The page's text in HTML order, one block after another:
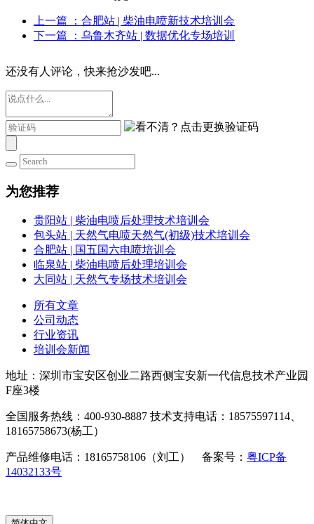
上一篇
：合肥站 | 柴油电喷新技术培训会
下一篇
：乌鲁木齐站 | 数据优化专场培训
还没有人评论，快来抢沙发吧...
为您推荐
贵阳站 | 柴油电喷后处理技术培训会
包头站 | 天然气电喷天然气(初级)技术培训会
合肥站 | 国五国六电喷培训会
临泉站 | 柴油电喷后处理培训会
大同站 | 天然气专场技术培训会
所有文章
公司动态
行业资讯
培训会新闻
地址：深圳市宝安区创业二路西侧宝安新一代信息技术产业园
F座3楼
全国服务热线：400-930-8887 技术支持电话：18575597114、
18165758673(杨工）
产品维修电话：18165758106（刘工） 备案号： 粤ICP备
14032133号